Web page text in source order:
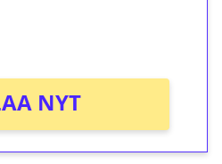
NYT